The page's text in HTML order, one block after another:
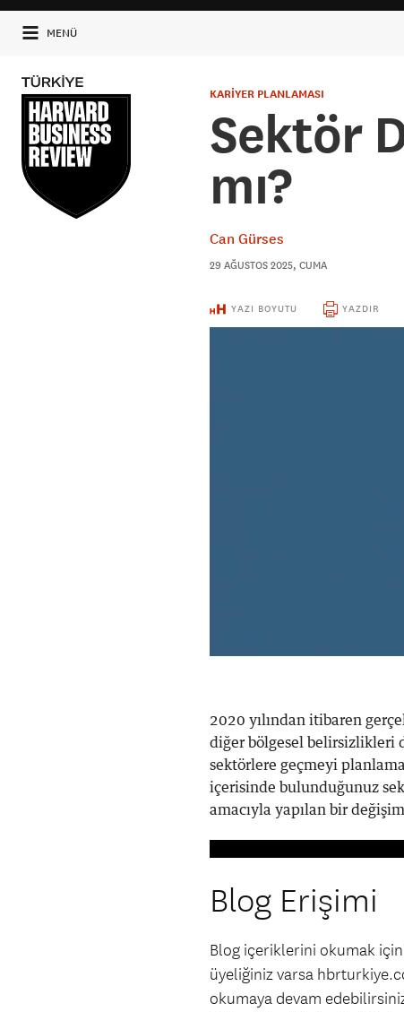
MENÜ
KARİYER PLANLAMASI
Sektör
mı?
Can Gürses
29 AĞUSTOS 2025, CUMA
YAZI BOYUTU YAZDIR
2020 yılından itibaren
diğer bölgesel belirsizlikleri
sektörlere geçmeyi
içerisinde bulunduğunuz
amacıyla yapılan bir
Blog Erişimi
Blog içeriklerini okumak
üyeliğiniz varsa
okumaya devam